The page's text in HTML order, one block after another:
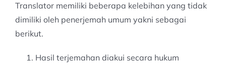
Translator memiliki beberapa kelebihan yang tidak
dimiliki oleh penerjemah umum yakni sebagai
berikut.
Hasil terjemahan diakui secara hukum